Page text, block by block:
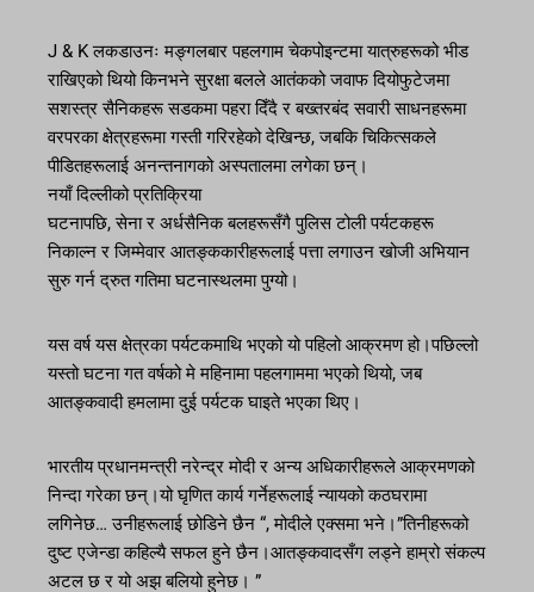
J & K लकडाउनः मङ्गलबार पहलगाम चेकपोइन्टमा यात्रुहरूको भीड
राखिएको थियो किनभने सुरक्षा बलले आतंकको जवाफ दियोफुटेजमा
सशस्त्र सैनिकहरू सडकमा पहरा दिँदै र बख्तरबंद सवारी साधनहरूमा
वरपरका क्षेत्रहरूमा गस्ती गरिरहेको देखिन्छ, जबकि चिकित्सकले
पीडितहरूलाई अनन्तनागको अस्पतालमा लगेका छन्।
नयाँ दिल्लीको प्रतिक्रिया
घटनापछि, सेना र अर्धसैनिक बलहरूसँगै पुलिस टोली पर्यटकहरू
निकाल्न र जिम्मेवार आतङ्ककारीहरूलाई पत्ता लगाउन खोजी अभियान
सुरु गर्न द्रुत गतिमा घटनास्थलमा पुग्यो।
यस वर्ष यस क्षेत्रका पर्यटकमाथि भएको यो पहिलो आक्रमण हो।पछिल्लो
यस्तो घटना गत वर्षको मे महिनामा पहलगाममा भएको थियो, जब
आतङ्कवादी हमलामा दुई पर्यटक घाइते भएका थिए।
भारतीय प्रधानमन्त्री नरेन्द्र मोदी र अन्य अधिकारीहरूले आक्रमणको
निन्दा गरेका छन्।यो घृणित कार्य गर्नेहरूलाई न्यायको कठघरामा
लगिनेछ… उनीहरूलाई छोडिने छैन “, मोदीले एक्समा भने।”तिनीहरूको
दुष्ट एजेन्डा कहिल्यै सफल हुने छैन।आतङ्कवादसँग लड्ने हाम्रो संकल्प
अटल छ र यो अझ बलियो हुनेछ। ”